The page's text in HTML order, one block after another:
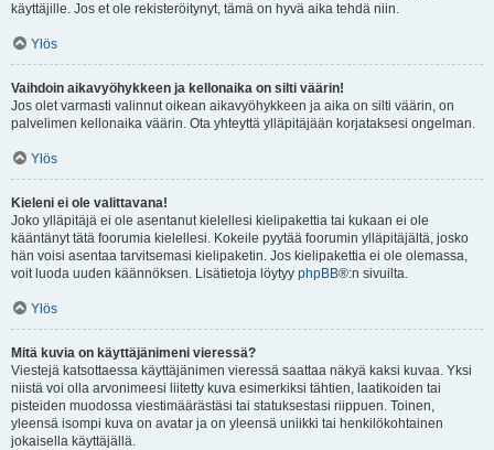
käyttäjille. Jos et ole rekisteröitynyt, tämä on hyvä aika tehdä niin.
Ylös
Vaihdoin aikavyöhykkeen ja kellonaika on silti väärin!
Jos olet varmasti valinnut oikean aikavyöhykkeen ja aika on silti väärin, on
palvelimen kellonaika väärin. Ota yhteyttä ylläpitäjään korjataksesi ongelman.
Ylös
Kieleni ei ole valittavana!
Joko ylläpitäjä ei ole asentanut kielellesi kielipakettia tai kukaan ei ole
kääntänyt tätä foorumia kielellesi. Kokeile pyytää foorumin ylläpitäjältä, josko
hän voisi asentaa tarvitsemasi kielipaketin. Jos kielipakettia ei ole olemassa,
voit luoda uuden käännöksen. Lisätietoja löytyy phpBB®:n sivuilta.
Ylös
Mitä kuvia on käyttäjänimeni vieressä?
Viestejä katsottaessa käyttäjänimen vieressä saattaa näkyä kaksi kuvaa. Yksi
niistä voi olla arvonimeesi liitetty kuva esimerkiksi tähtien, laatikoiden tai
pisteiden muodossa viestimäärästäsi tai statuksestasi riippuen. Toinen,
yleensä isompi kuva on avatar ja on yleensä uniikki tai henkilökohtainen
jokaisella käyttäjällä.